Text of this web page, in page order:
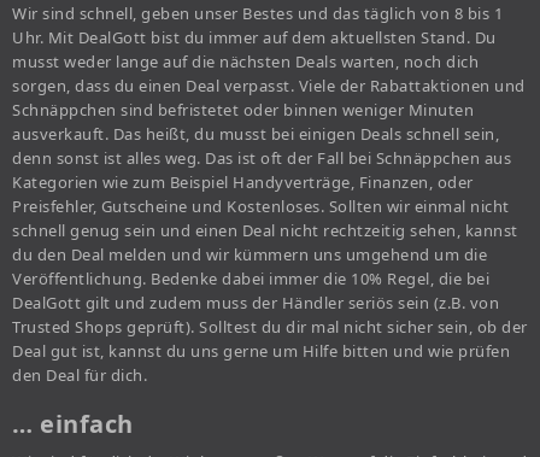
Wir sind schnell, geben unser Bestes und das täglich von 8 bis 1
Uhr. Mit DealGott bist du immer auf dem aktuellsten Stand. Du
musst weder lange auf die nächsten Deals warten, noch dich
sorgen, dass du einen Deal verpasst. Viele der Rabattaktionen und
Schnäppchen sind befristetet oder binnen weniger Minuten
ausverkauft. Das heißt, du musst bei einigen Deals schnell sein,
denn sonst ist alles weg. Das ist oft der Fall bei Schnäppchen aus
Kategorien wie zum Beispiel Handyverträge, Finanzen, oder
Preisfehler, Gutscheine und Kostenloses. Sollten wir einmal nicht
schnell genug sein und einen Deal nicht rechtzeitig sehen, kannst
du den Deal melden und wir kümmern uns umgehend um die
Veröffentlichung. Bedenke dabei immer die 10% Regel, die bei
DealGott gilt und zudem muss der Händler seriös sein (z.B. von
Trusted Shops geprüft). Solltest du dir mal nicht sicher sein, ob der
Deal gut ist, kannst du uns gerne um Hilfe bitten und wie prüfen
den Deal für dich.
… einfach